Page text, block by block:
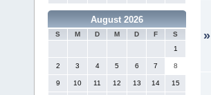
August 2026
S M D M D F
S
1
2 3 4 5 6 7 8
9 10 11 12 13 14 15
»